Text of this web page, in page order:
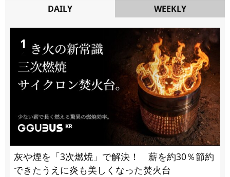
DAILY
WEEKLY
灰や煙を「3次燃焼」で解決！ 薪を約30％節約
できたうえに炎も美しくなった焚火台